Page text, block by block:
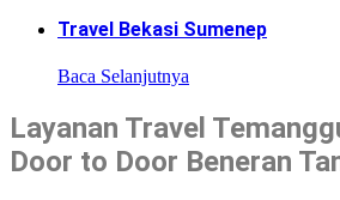
Travel Bekasi Sumenep
Baca Selanjutnya
Layanan Travel
Door to Door Beneran